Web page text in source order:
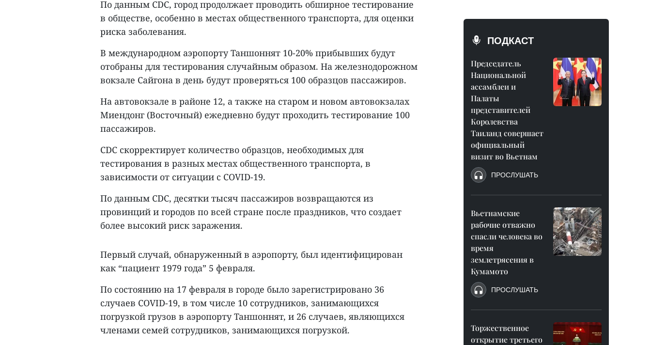
По данным CDC, город продолжает проводить обширное тестирование
в обществе, особенно в местах общественного транспорта, для оценки
риска заболевания.
В международном аэропорту Таншоннят 10-20% прибывших будут
отобраны для тестирования случайным образом. На железнодорожном
вокзале Сайгона в день будут проверяться 100 образцов пассажиров.
На автовокзале в районе 12, а также на старом и новом автовокзалах
Миендонг (Восточный) ежедневно будут проходить тестирование 100
пассажиров.
CDC скорректирует количество образцов, необходимых для
тестирования в разных местах общественного транспорта, в
зависимости от ситуации с COVID-19.
По данным CDC, десятки тысяч пассажиров возвращаются из
провинций и городов по всей стране после праздников, что создает
более высокий риск заражения.
Первый случай, обнаруженный в аэропорту, был идентифицирован
как “пациент 1979 года” 5 февраля.
По состоянию на 17 февраля в городе было зарегистрировано 36
случаев COVID-19, в том числе 10 сотрудников, занимающихся
погрузкой грузов в аэропорту Таншоннят, и 26 случаев, являющихся
членами семей сотрудников, занимающихся погрузкой.
ПОДКАСТ
Председатель
Национальной
ассамблеи и
Палаты
представителей
Королевства
Таиланд совершает
официальный
визит во Вьетнам
ПРОСЛУШАТЬ
Вьетнамские
рабочие отважно
спасли человека во
время
землетрясения в
Кумамото
ПРОСЛУШАТЬ
Торжественное
открытие третьего